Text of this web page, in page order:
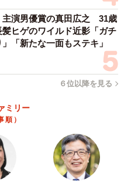
主演男優賞の真田広之 31歳
ヒゲのワイルド近影「ガチ
「新たな一面もステキ」
６位以降を見る
ミリー
順）